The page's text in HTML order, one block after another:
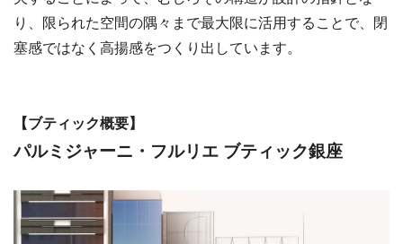
り、限られた空間の隅々まで最大限に活用することで、閉
塞感ではなく高揚感をつくり出しています。
【ブティック概要】
パルミジャーニ・フルリエ ブティック銀座